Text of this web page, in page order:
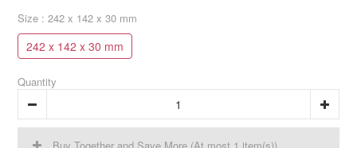
Size : 242 x 142 x 30 mm
242 x 142 x 30 mm
Quantity